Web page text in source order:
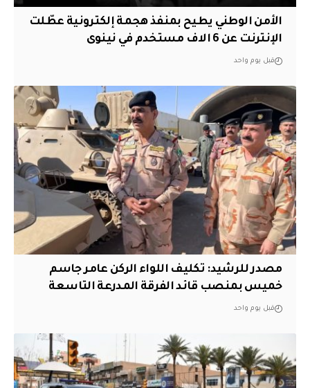
الأمن الوطني يطيح بمنفذ هجمة إلكترونية عطّلت
الإنترنت عن 6 الاف مستخدم في نينوى
قبل يوم واحد
مصدر للرشيد: تكليف اللواء الركن عامر جاسم
خميس بمنصب قائد الفرقة المدرعة التاسعة
قبل يوم واحد